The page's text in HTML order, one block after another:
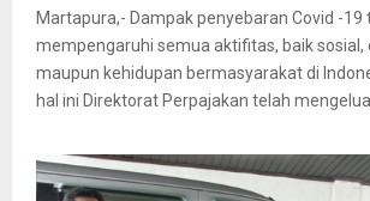
Martapura,- Dampak penyebaran Covid -19
mempengaruhi semua aktifitas, baik sosial,
maupun kehidupan bermasyarakat di
hal ini Direktorat Perpajakan telah